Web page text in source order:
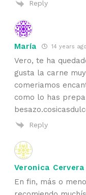
Reply
María 14 years ago
Vero, te ha
gusta la carne
comeriamos
como lo has
Reply
Veronica Cervera
En fin, más o